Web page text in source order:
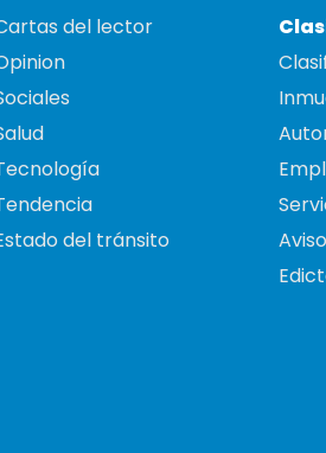
del lector
del tránsito